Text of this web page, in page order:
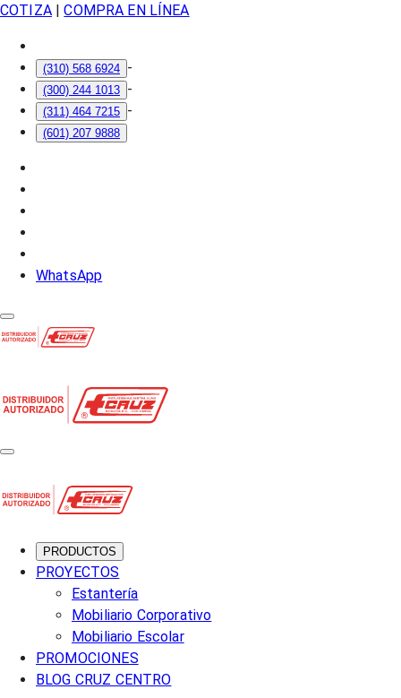
COTIZA| COMPRA EN LÍNEA
(310) 568 6924 -
(300) 244 1013 -
(311) 464 7215 -
(601) 207 9888
WhatsApp
PRODUCTOS
PROYECTOS
Estantería
Mobiliario Corporativo
Mobiliario Escolar
PROMOCIONES
BLOG CRUZ CENTRO